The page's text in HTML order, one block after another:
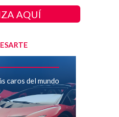
AQUÍ
caros del mundo